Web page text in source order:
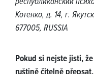
Котенко, д. 14, г.
677005, RUSSIA
Pokud si nejste jisti,